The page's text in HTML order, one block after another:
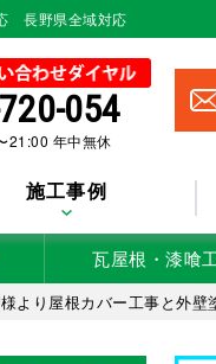
長野県全域対応
054
21:00 年中無休
施工事例
瓦屋根・漆喰
より屋根カバー工事と外壁